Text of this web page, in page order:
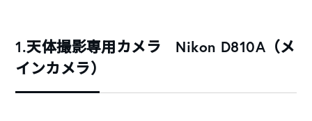
1.天体撮影専用カメラ Nikon D810A（メ
インカメラ）